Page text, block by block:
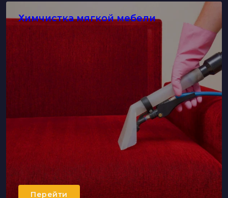
Химчистка мягкой мебели
Перейти